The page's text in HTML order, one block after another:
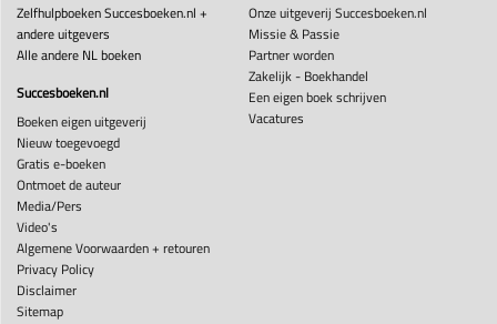
Zelfhulpboeken Succesboeken.nl +
andere uitgevers
Alle andere NL boeken
Succesboeken.nl
Boeken eigen uitgeverij
Nieuw toegevoegd
Gratis e-boeken
Ontmoet de auteur
Media/Pers
Video's
Algemene Voorwaarden + retouren
Privacy Policy
Disclaimer
Sitemap
Onze uitgeverij Succesboeken.nl
Missie & Passie
Partner worden
Zakelijk - Boekhandel
Een eigen boek schrijven
Vacatures